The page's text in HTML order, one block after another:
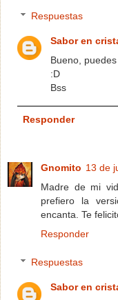
Respuestas
Sabor en
Bueno,
:D
Bss
Responder
Gnomito 13 de
Madre de mi
prefiero la
encanta. Te
Responder
Respuestas
Sabor en